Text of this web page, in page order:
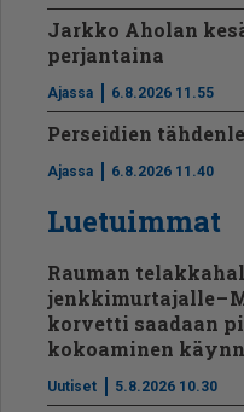
Jarkko Aholan
perjantaina
Ajassa 6.8.2026 11.55
Perseidien
Ajassa 6.8.2026 11.40
Luetuimmat
Rauman
jenkkimurtajalle –
korvetti saadaan
kokoaminen
Uutiset 5.8.2026 10.30